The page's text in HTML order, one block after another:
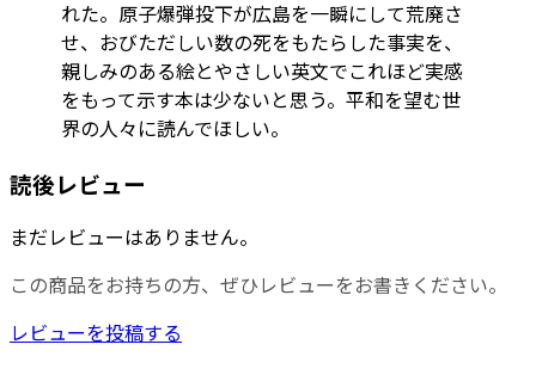
れた。原子爆弾投下が広島を一瞬にして荒廃さ
せ、おびただしい数の死をもたらした事実を、
親しみのある絵とやさしい英文でこれほど実感
をもって示す本は少ないと思う。平和を望む世
界の人々に読んでほしい。
読後レビュー
まだレビューはありません。
この商品をお持ちの方、ぜひレビューをお書きください。
レビューを投稿する